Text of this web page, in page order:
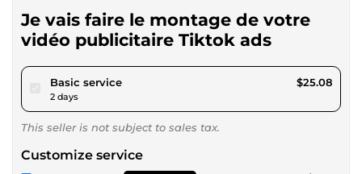
Je vais faire le montage de votre
vidéo publicitaire Tiktok ads
Basic servicepour $23.12
2 days
$25.08
This seller is not subject to sales tax.
Customize service